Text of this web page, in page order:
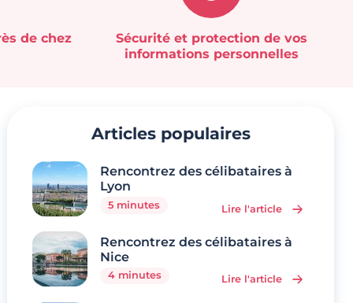
de chez
Sécurité et protection de vos
informations personnelles
Articles populaires
Rencontrez des célibataires à
Lyon
5 minutes Lire l'article
Rencontrez des célibataires à
Nice
4 minutes Lire l'article